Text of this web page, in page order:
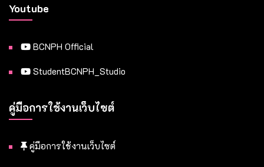
Youtube
BCNPH Official
StudentBCNPH_Studio
คู่มือการใช้งานเว็บไซต์
คู่มือการใช้งานเว็บไซต์